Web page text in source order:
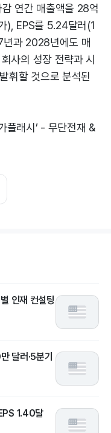
연간 매출액을 28억
), EPS를 5.24달러(1
과 2028년에도 매
사의 성장 전략과 시
휘할 것으로 분석된
플래시’ - 무단전재 &
인재 컨설팅
달러·5분기
1.40달